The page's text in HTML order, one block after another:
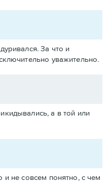
За что и
уважительно.
а в той или
и не совсем понятно, с чем